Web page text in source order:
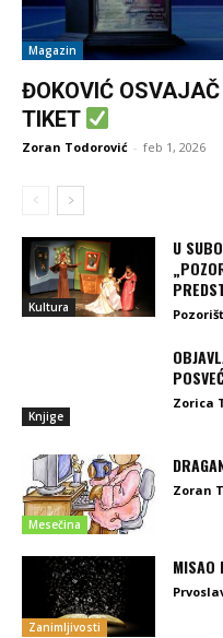
Magazin
ĐOKOVIĆ
TIKET
Zoran Todorović - feb 1, 2026
Kultura
U
Knjige
Zorica
Mesečina
Zoran
Zanimljivosti
MISAO